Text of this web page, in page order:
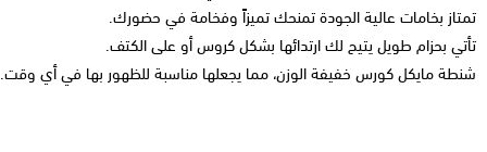
تمتاز بخامات عالية الجودة تمنحك تميزاً وفخامة في حضورك.
تأتي بحزام طويل يتيح لك ارتدائها بشكل كروس أو على الكتف.
شنطة مايكل كورس خفيفة الوزن، مما يجعلها مناسبة للظهور بها في أي وقت.